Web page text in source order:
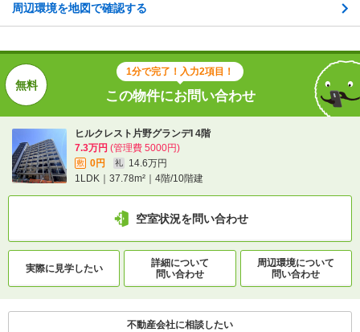
空室状況を問い合わせ
実際に
詳細について
問い合わせ
間取り・設備を
不動産会社に相談したい
電話で問い合わせ
周辺環境を地図で確認する
1分で完了！入力2項目！
この物件にお問い合わせ
ヒルクレスト片野グランデI 4階
7.3万円 (管理費 5000円)
敷 0円 礼
14.6万円
1LDK｜37.78m²｜4階/10階建
空室状況を問い合わせ
実際に見学したい
詳細について
問い合わせ
周辺環境について
問い合わせ
不動産会社に相談したい